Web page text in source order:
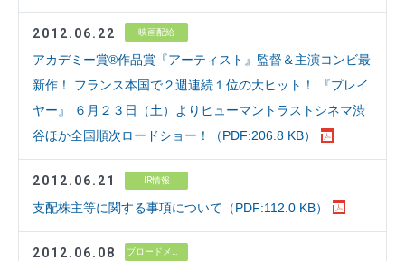
2012.06.22 映画配給
アカデミー賞®作品賞『アーティスト』監督＆主演コンビ最
新作！ フランス本国で２週連続１位の大ヒット！ 『プレイ
ヤー』 ６月２３日（土）よりヒューマントラストシネマ渋
谷ほか全国順次ロードショー！（PDF:206.8 KB）
2012.06.21 IR情報
支配株主等に関する事項について（PDF:112.0 KB）
2012.06.08